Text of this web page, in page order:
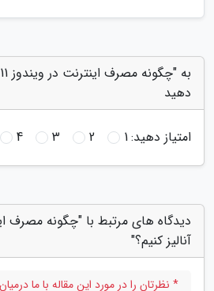
دهید
امتیاز دهید:1
2
3
4
آنالیز کنیم؟"
* نظرتان را در مورد این مقاله با ما